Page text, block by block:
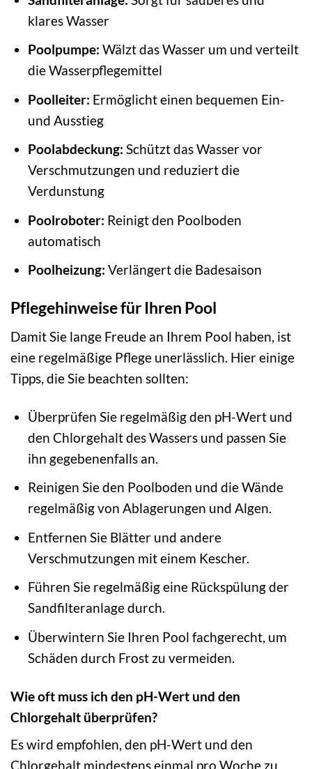
klares Wasser
Poolpumpe: Wälzt das Wasser um und verteilt
die Wasserpflegemittel
Poolleiter: Ermöglicht einen bequemen Ein-
und Ausstieg
Poolabdeckung: Schützt das Wasser vor
Verschmutzungen und reduziert die
Verdunstung
Poolroboter: Reinigt den Poolboden
automatisch
Poolheizung: Verlängert die Badesaison
Pflegehinweise für Ihren Pool
Damit Sie lange Freude an Ihrem Pool haben, ist
eine regelmäßige Pflege unerlässlich. Hier einige
Tipps, die Sie beachten sollten:
Überprüfen Sie regelmäßig den pH-Wert und
den Chlorgehalt des Wassers und passen Sie
ihn gegebenenfalls an.
Reinigen Sie den Poolboden und die Wände
regelmäßig von Ablagerungen und Algen.
Entfernen Sie Blätter und andere
Verschmutzungen mit einem Kescher.
Führen Sie regelmäßig eine Rückspülung der
Sandfilteranlage durch.
Überwintern Sie Ihren Pool fachgerecht, um
Schäden durch Frost zu vermeiden.
Wie oft muss ich den pH-Wert und den
Chlorgehalt überprüfen?
Es wird empfohlen, den pH-Wert und den
Chlorgehalt mindestens einmal pro Woche zu